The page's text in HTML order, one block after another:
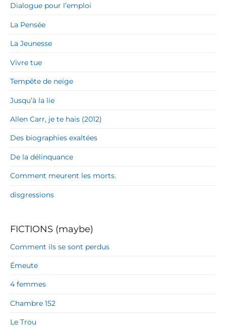
Dialogue pour l’emploi
La Pensée
La Jeunesse
Vivre tue
Tempête de neige
Jusqu’à la lie
Allen Carr, je te hais (2012)
Des biographies exaltées
De la délinquance
Comment meurent les morts.
disgressions
FICTIONS (maybe)
Comment ils se sont perdus
Émeute
4 femmes
Chambre 152
Le Trou